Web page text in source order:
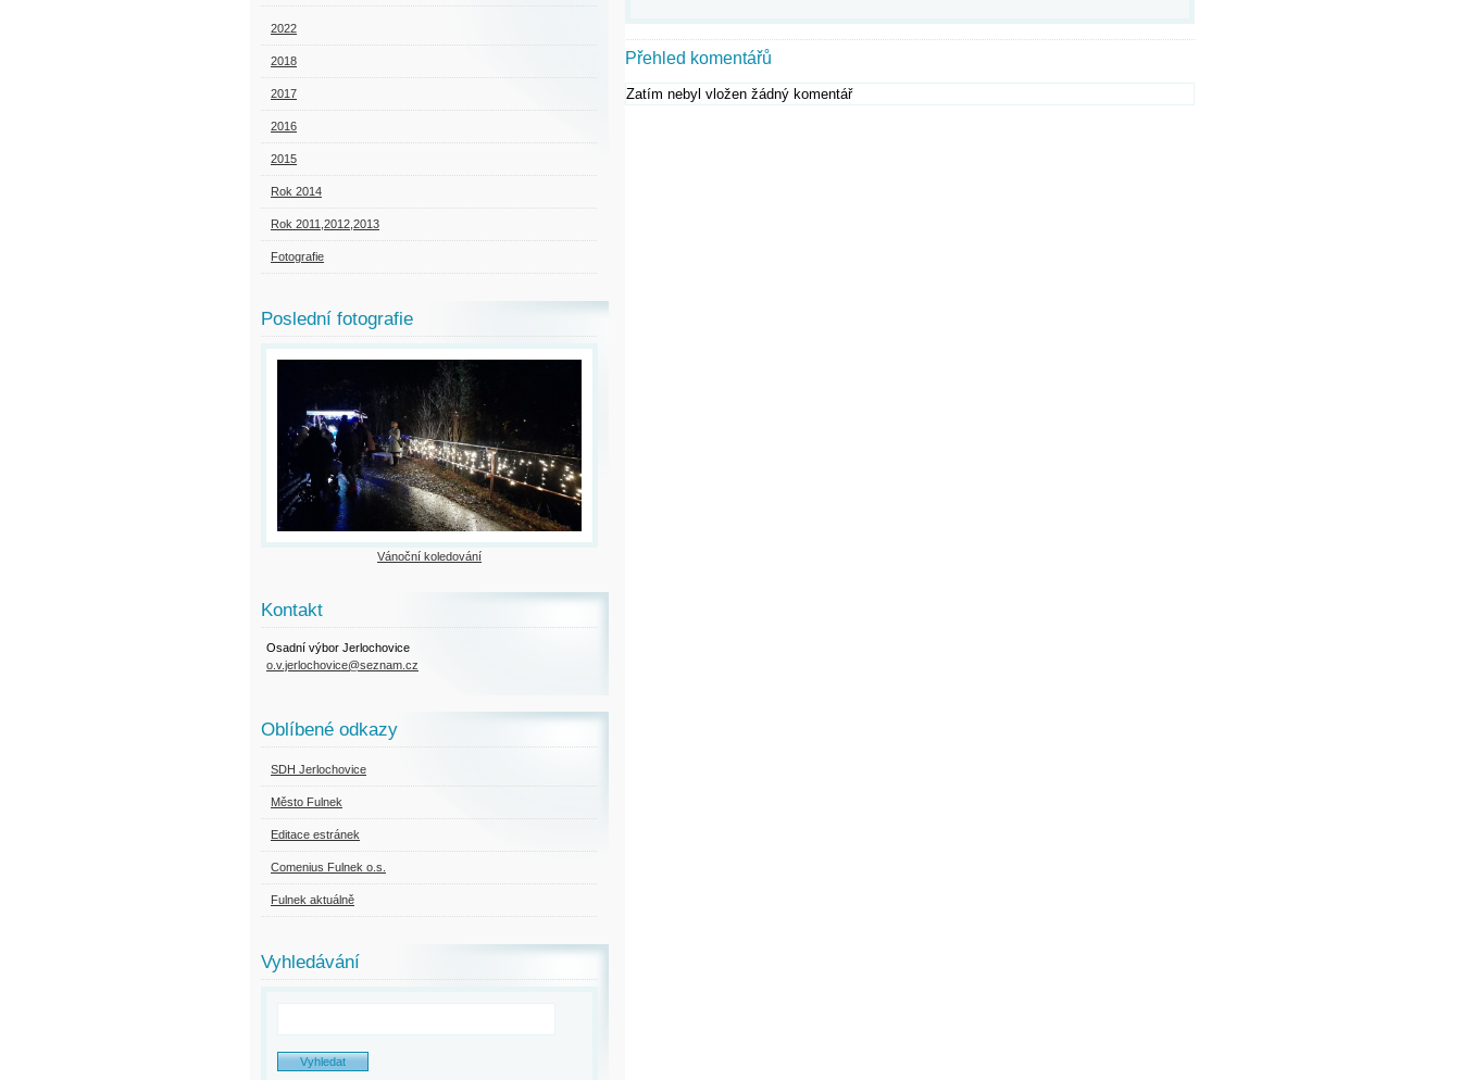
Přehled komentářů
Zatím nebyl vložen žádný komentář
2022
2018
2017
2016
2015
Rok 2014
Rok 2011,2012,2013
Fotografie
Poslední fotografie
Vánoční koledování
Kontakt
Osadní výbor Jerlochovice
o.v.jerlochovice@seznam.cz
Oblíbené odkazy
SDH Jerlochovice
Město Fulnek
Editace estránek
Comenius Fulnek o.s.
Fulnek aktuálně
Vyhledávání